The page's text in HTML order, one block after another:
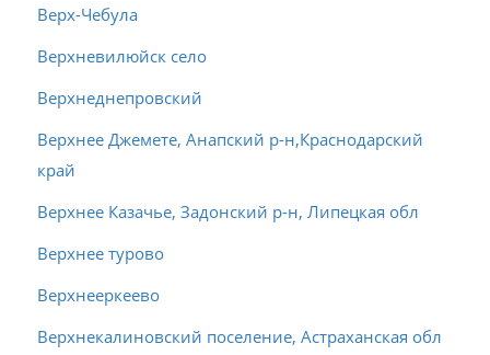
Верх-Чебула
Верхневилюйск село
Верхнеднепровский
Верхнее Джемете, Анапский р-н,Краснодарский
край
Верхнее Казачье, Задонский р-н, Липецкая обл
Верхнее турово
Верхнееркеево
Верхнекалиновский поселение, Астраханская обл